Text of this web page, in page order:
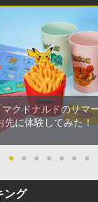
【中古】ドラゴン
イステーション5ソ
ゲーム
￥1,910
ソニー・インタラク
se Edge(TM) ワイ
用） [CFI-ZSM1G
￥2,679
劇場版「鬼滅の刃
窩座再来(通常版)【
晴 ]
￥3,960
劇場版モノノ怪 唐
￥8,044
クドナルドのサマ
先に体験してみた！
● ● ● ● ● ● ●
ング